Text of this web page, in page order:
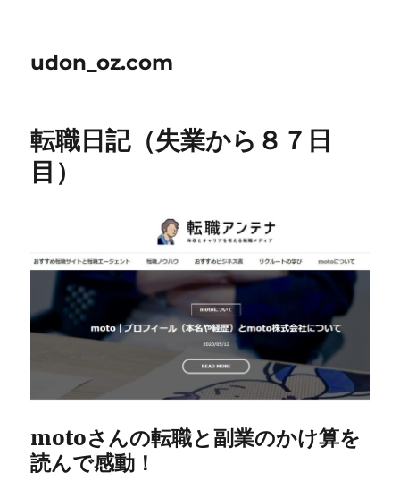
udon_oz.com
転職日記（失業から８７日
目）
motoさんの転職と副業のかけ算を
読んで感動！